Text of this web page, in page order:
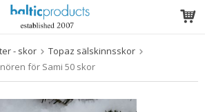
har blivit tillagd i varukorgen
- skor
Topaz sälskinnsskor
för Sami 50 skor